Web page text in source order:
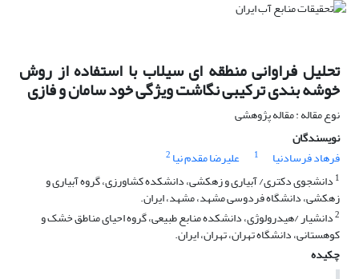
تحلیل فراوانی منطقه ای سیلاب با استفاده از روش
خوشه بندی ترکیبی نگاشت ویژگی خود سامان و فازی
نوع مقاله : مقاله پژوهشی
نویسندگان
فرهاد فرسادنیا
1 علیرضا مقدم نیا 2
1 دانشجوی دکتری/ آبیاری و زهکشی، دانشکده کشاورزی، گروه آبیاری و
زهکشی، دانشگاه فردوسی مشهد، مشهد، ایران.
2دانشیار /هیدرولوژی، دانشکده منابع طبیعی، گروه احیای مناطق خشک و
کوهستانی، دانشگاه تهران، تهران، ایران.
چکیده